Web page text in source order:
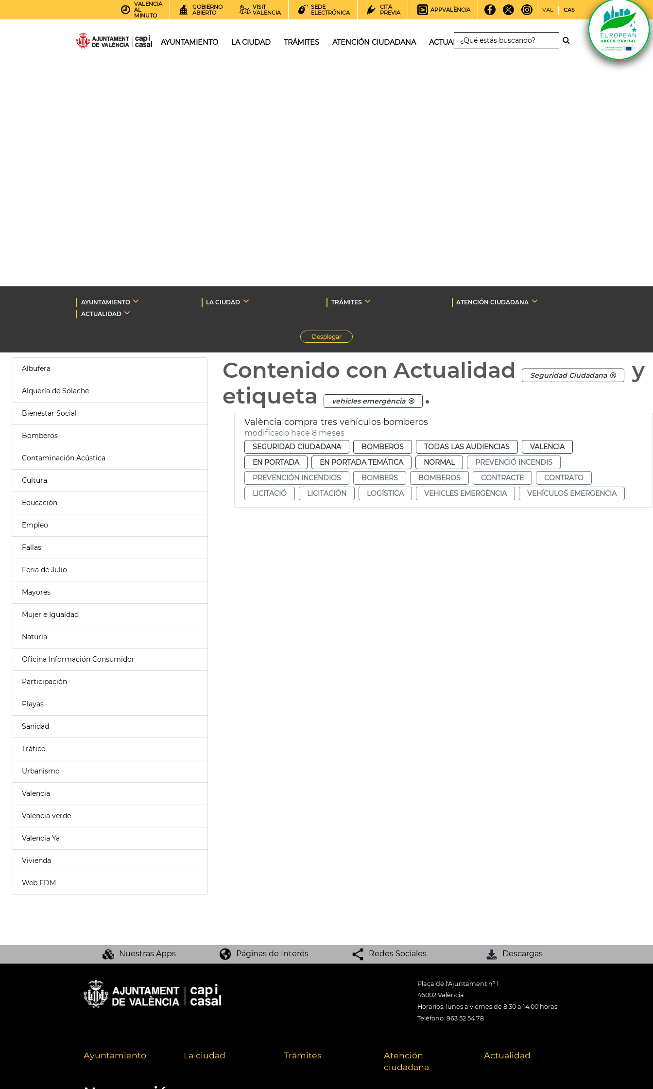
VALENCIA
AL
MINUTO
GOBIERNO
ABIERTO
VISIT
VALENCIA
SEDE
ELECTRÓNICA
CITA
PREVIA
APPVALÈNCIA VAL CAS
AYUNTAMIENTO LA CIUDAD TRÁMITES ATENCIÓN CIUDADANA ACTUALIDAD
AYUNTAMIENTO LA CIUDAD TRÁMITES
ATENCIÓN CIUDADANA
ACTUALIDAD
Desplegar
Albufera
Alquería de Solache
Bienestar Social
Bomberos
Contaminación Acústica
Cultura
Educación
Empleo
Fallas
Feria de Julio
Mayores
Mujer e Igualdad
Naturia
Oficina Información Consumidor
Participación
Playas
Sanidad
Tráfico
Urbanismo
Valencia
Valencia verde
Valencia Ya
Vivienda
Web FDM
Contenido con Actualidad Seguridad Ciudadana
y
etiqueta
vehicles emergència .
València compra tres vehículos bomberos
modificado hace 8 meses
SEGURIDAD CIUDADANA BOMBEROS TODAS LAS AUDIENCIAS
VALENCIA
EN PORTADA
EN PORTADA TEMÁTICA NORMAL
PREVENCIÓ INCENDIS
PREVENCIÓN INCENDIOS
BOMBERS BOMBEROS CONTRACTE
CONTRATO
LICITACIÓ
LICITACIÓN LOGÍSTICA VEHICLES EMERGÈNCIA VEHÍCULOS EMERGENCIA
Nuestras Apps Páginas de Interés Redes Sociales Descargas
Plaça de l'Ajuntament nº 1
46002 València
Horarios: lunes a viernes de 8:30 a 14:00 horas
Teléfono: 963 52 54 78
Ayuntamiento La ciudad Trámites
Atención
ciudadana
Actualidad